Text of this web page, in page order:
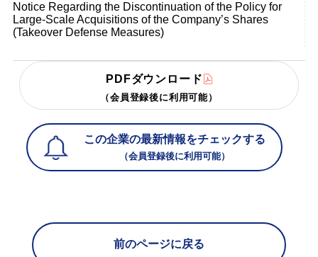
Notice Regarding the Discontinuation of the Policy for
Large-Scale Acquisitions of the Company’s Shares
(Takeover Defense Measures)
PDFダウンロード
（会員登録後に利用可能）
この企業の最新情報をチェックする
（会員登録後に利用可能）
前のページに戻る